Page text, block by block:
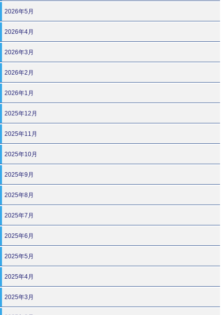
2026年5月
2026年4月
2026年3月
2026年2月
2026年1月
2025年12月
2025年11月
2025年10月
2025年9月
2025年8月
2025年7月
2025年6月
2025年5月
2025年4月
2025年3月